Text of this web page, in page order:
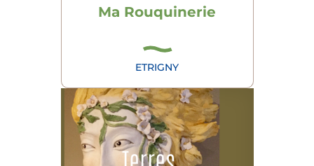
Ma Rouquinerie
ETRIGNY